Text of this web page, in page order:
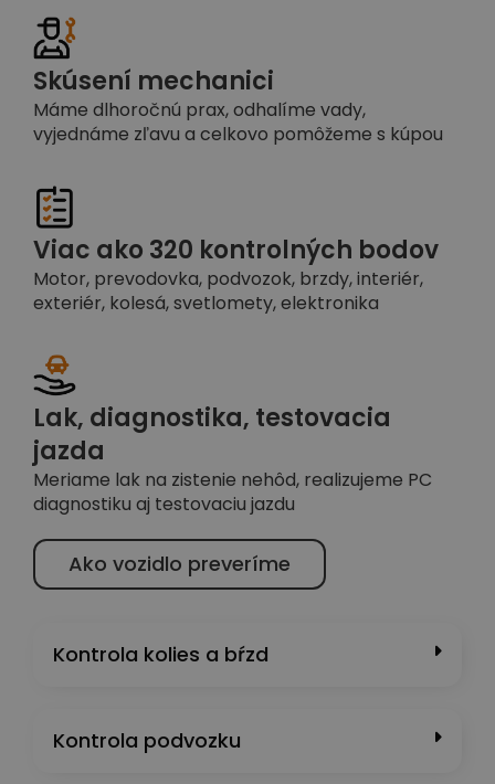
Skúsení mechanici
Máme dlhoročnú prax, odhalíme vady,
vyjednáme zľavu a celkovo pomôžeme s kúpou
Viac ako 320 kontrolných bodov
Motor, prevodovka, podvozok, brzdy, interiér,
exteriér, kolesá, svetlomety, elektronika
Lak, diagnostika, testovacia
jazda
Meriame lak na zistenie nehôd, realizujeme PC
diagnostiku aj testovaciu jazdu
Ako vozidlo preveríme
Kontrola kolies a bŕzd
Kontrola podvozku